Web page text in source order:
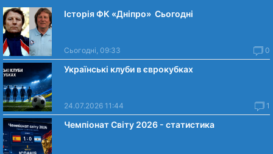
Історія ФК «Дніпро» Сьогодні
Сьогодні, 09:33 0
Українські клуби в єврокубках
24.07.2026 11:44 1
Чемпіонат Світу 2026 - статистика